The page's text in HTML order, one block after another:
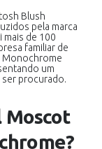
Blush
pela marca
mais de 100
familiar de
Monochrome
um
procurado.
Moscot